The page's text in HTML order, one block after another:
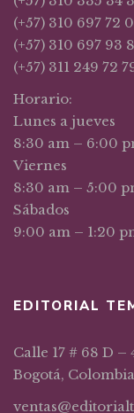
(+57) 310 697 72
(+57) 310 697 93
(+57) 311 249 72
Horario:
Lunes a jueves
8:30 am – 6:00
Viernes
8:30 am – 5:00
Sábados
9:00 am – 1:20
EDITORIAL
Calle 17 # 68 D –
Bogotá, Colombia